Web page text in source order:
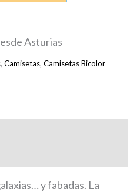
Asturias
, Camisetas, Camisetas Bicolor
y fabadas. La